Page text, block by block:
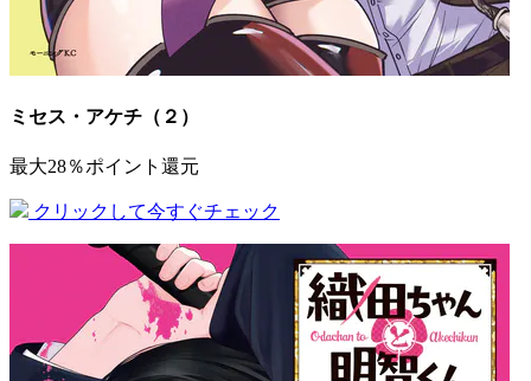
ミセス・アケチ（２）
最大28％ポイント還元
クリックして今すぐチェック